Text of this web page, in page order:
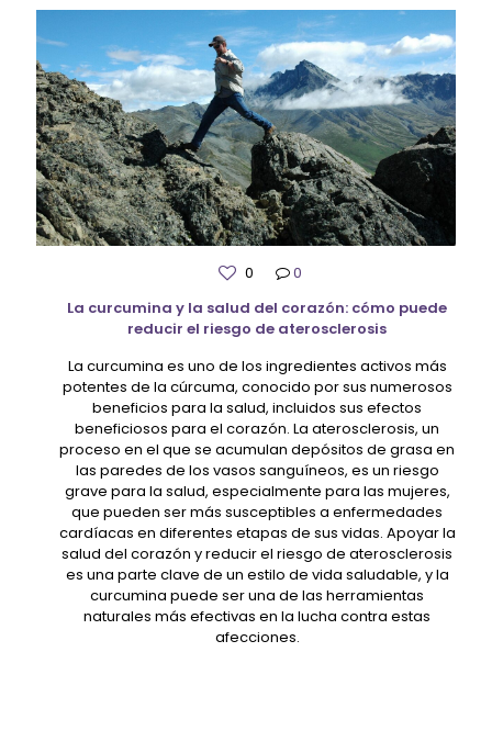
0
0
La curcumina y la salud del corazón: cómo puede
reducir el riesgo de aterosclerosis
La curcumina es uno de los ingredientes activos más
potentes de la cúrcuma, conocido por sus numerosos
beneficios para la salud, incluidos sus efectos
beneficiosos para el corazón. La aterosclerosis, un
proceso en el que se acumulan depósitos de grasa en
las paredes de los vasos sanguíneos, es un riesgo
grave para la salud, especialmente para las mujeres,
que pueden ser más susceptibles a enfermedades
cardíacas en diferentes etapas de sus vidas. Apoyar la
salud del corazón y reducir el riesgo de aterosclerosis
es una parte clave de un estilo de vida saludable, y la
curcumina puede ser una de las herramientas
naturales más efectivas en la lucha contra estas
afecciones.